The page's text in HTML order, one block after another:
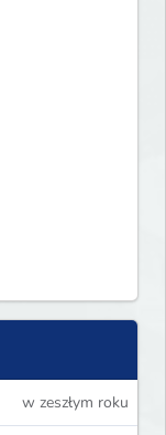
w zeszłym roku